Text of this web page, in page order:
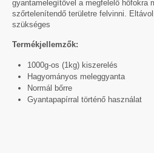
gyantamelegítővel a megfelelő hőfokra
szőrtelenítendő területre felvinni.
szükséges
Termékjellemzők:
1000g-os (1kg) kiszerelés
Hagyományos meleggyanta
Normál bőrre
Gyantapapírral történő használat